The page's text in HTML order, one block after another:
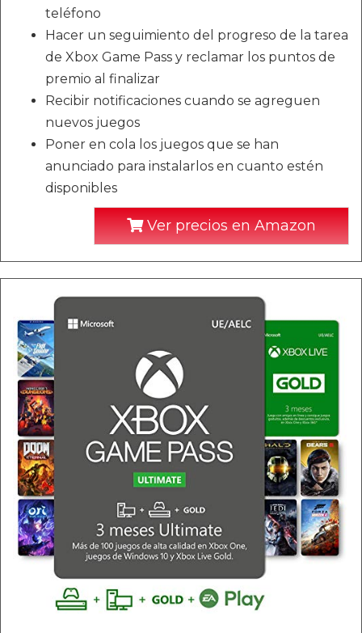
teléfono
Hacer un seguimiento del progreso de la tarea
de Xbox Game Pass y reclamar los puntos de
premio al finalizar
Recibir notificaciones cuando se agreguen
nuevos juegos
Poner en cola los juegos que se han
anunciado para instalarlos en cuanto estén
disponibles
Ver precios en Amazon